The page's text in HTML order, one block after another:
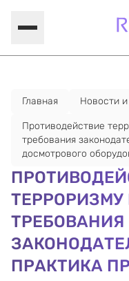
Главная Новости и
Противодействие
требования
досмотрового
ТЕРРОРИЗМУ
ТРЕБОВАНИЯ
ПРАКТИКА